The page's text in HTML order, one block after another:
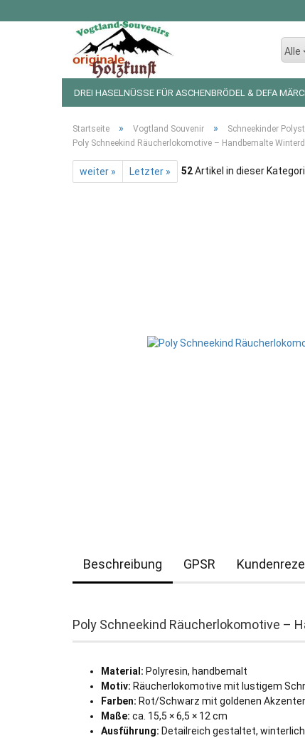
Alle
DREI HASELNÜSSE FÜR ASCHENBRÖDEL & DEFA
Startseite » Vogtland Souvenir » Schneekinder
Poly Schneekind Räucherlokomotive – Handbemalte
weiter » Letzter » 52Artikel in dieser
Beschreibung GPSR
Poly Schneekind Räucherlokomotive –
Material: Polyresin, handbemalt
Motiv: Räucherlokomotive mit lustigem
Farben: Rot/Schwarz mit goldenen
Maße: ca. 15,5 × 6,5 × 12 cm
Ausführung: Detailreich gestaltet,